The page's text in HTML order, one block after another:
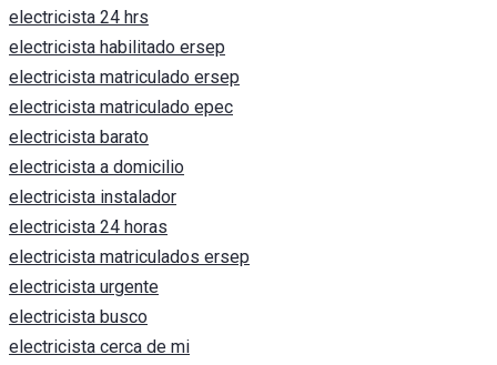
electricista 24 hrs
electricista habilitado ersep
electricista matriculado ersep
electricista matriculado epec
electricista barato
electricista a domicilio
electricista instalador
electricista 24 horas
electricista matriculados ersep
electricista urgente
electricista busco
electricista cerca de mi